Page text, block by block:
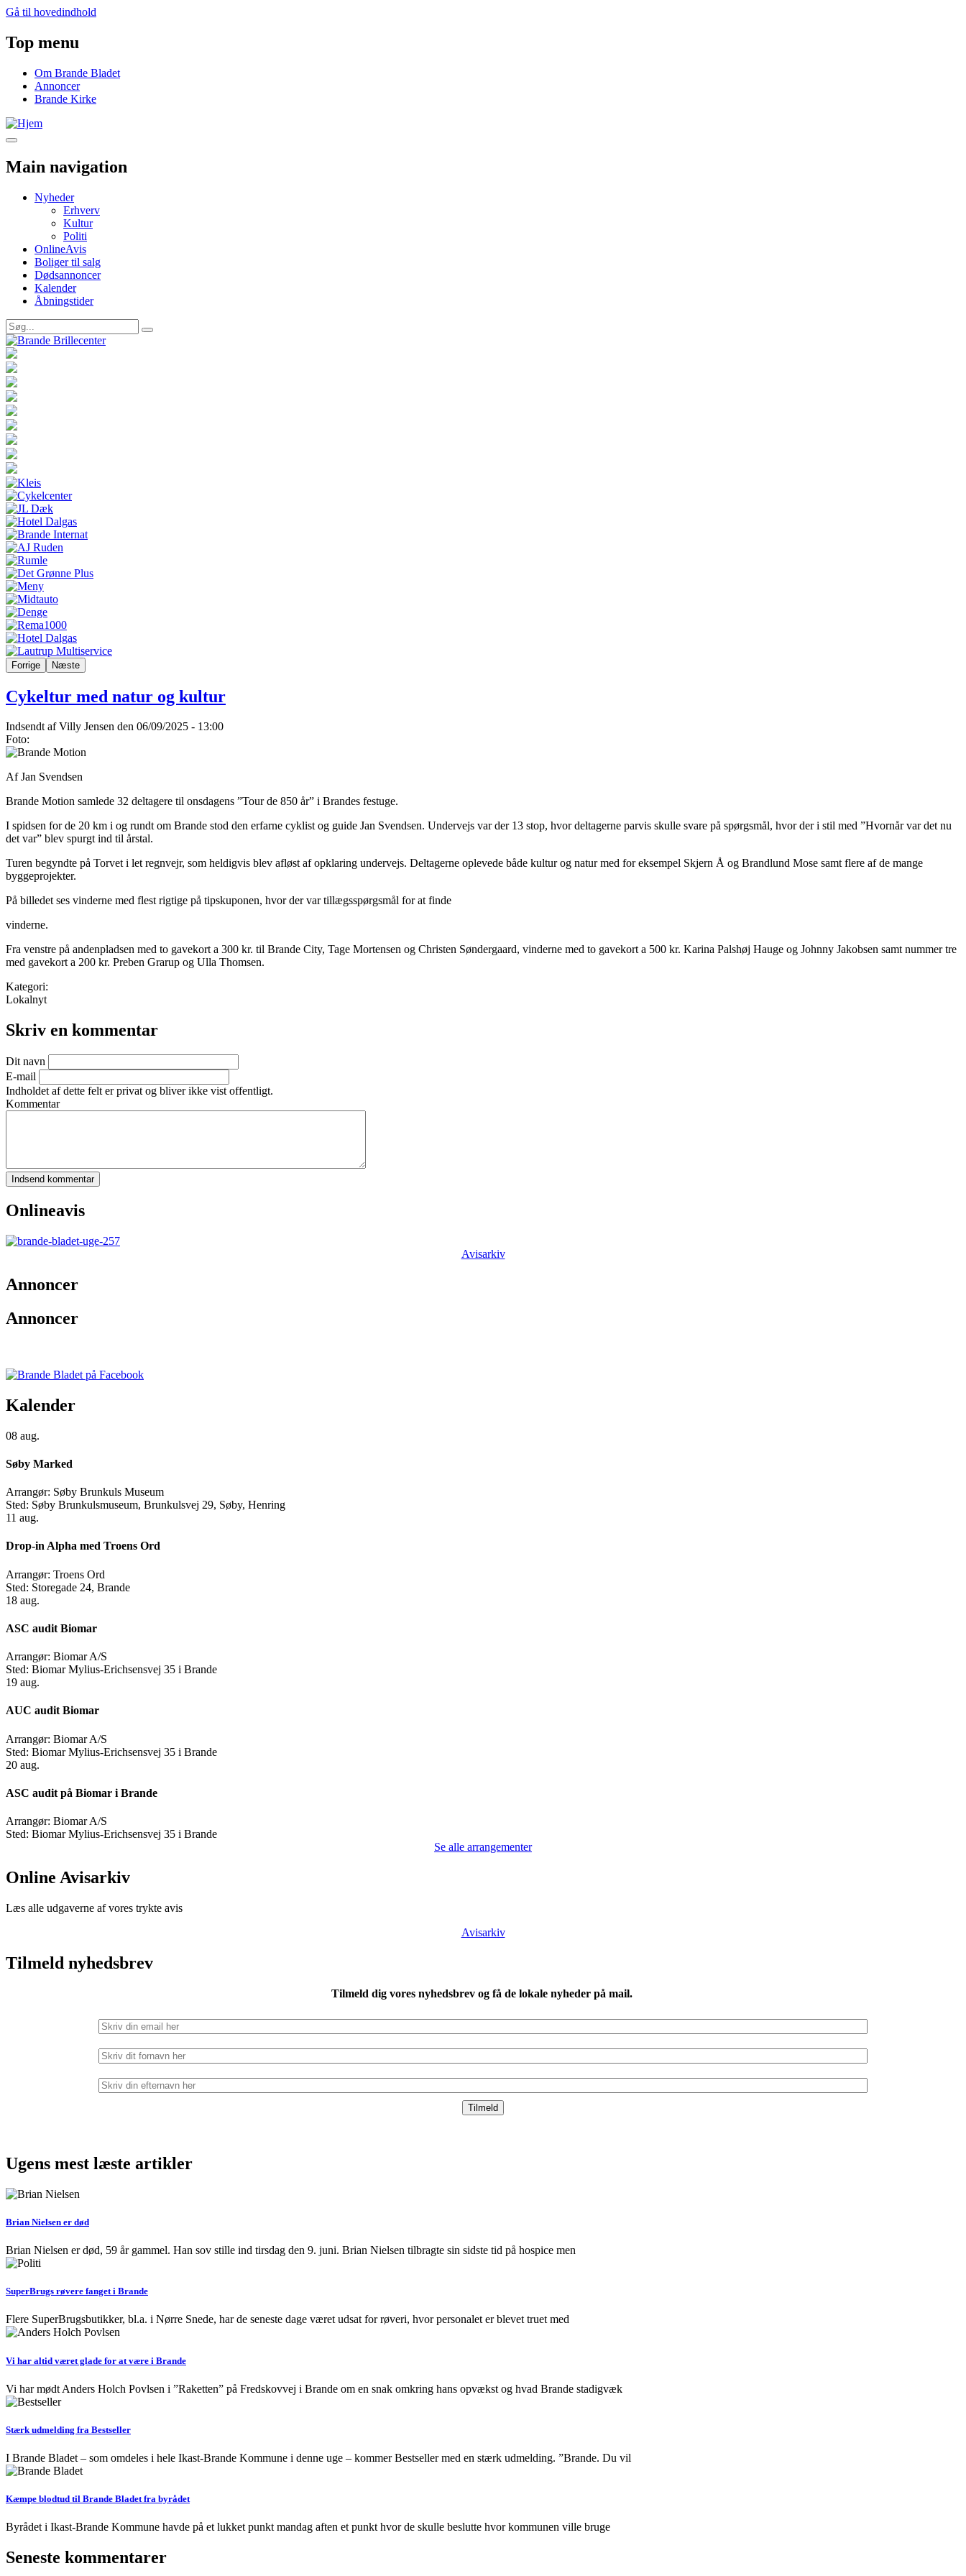
Gå til hovedindhold
Top menu
Om Brande Bladet
Annoncer
Brande Kirke
Main navigation
Nyheder
Erhverv
Kultur
Politi
OnlineAvis
Boliger til salg
Dødsannoncer
Kalender
Åbningstider
Forrige Næste
Cykeltur med natur og kultur
Indsendt afVilly Jensen den 06/09/2025 - 13:00
Foto:
Af Jan Svendsen
Brande Motion samlede 32 deltagere til onsdagens ”Tour de 850 år” i Brandes festuge.
I spidsen for de 20 km i og rundt om Brande stod den erfarne cyklist og guide Jan Svendsen. Undervejs var der 13 stop, hvor deltagerne parvis skulle svare på spørgsmål, hvor der i stil med ”Hvornår var det nu
det var” blev spurgt ind til årstal.
Turen begyndte på Torvet i let regnvejr, som heldigvis blev afløst af opklaring undervejs. Deltagerne oplevede både kultur og natur med for eksempel Skjern Å og Brandlund Mose samt flere af de mange
byggeprojekter.
På billedet ses vinderne med flest rigtige på tipskuponen, hvor der var tillægsspørgsmål for at finde
vinderne.
Fra venstre på andenpladsen med to gavekort a 300 kr. til Brande City, Tage Mortensen og Christen Søndergaard, vinderne med to gavekort a 500 kr. Karina Palshøj Hauge og Johnny Jakobsen samt nummer tre
med gavekort a 200 kr. Preben Grarup og Ulla Thomsen.
Kategori:
Lokalnyt
Skriv en kommentar
Dit navn
E-mail
Indholdet af dette felt er privat og bliver ikke vist offentligt.
Kommentar
Onlineavis
Avisarkiv
Annoncer
Annoncer
Kalender
08 aug.
Søby Marked
Arrangør: Søby Brunkuls Museum
Sted: Søby Brunkulsmuseum, Brunkulsvej 29, Søby, Henring
11 aug.
Drop-in Alpha med Troens Ord
Arrangør: Troens Ord
Sted: Storegade 24, Brande
18 aug.
ASC audit Biomar
Arrangør: Biomar A/S
Sted: Biomar Mylius-Erichsensvej 35 i Brande
19 aug.
AUC audit Biomar
Arrangør: Biomar A/S
Sted: Biomar Mylius-Erichsensvej 35 i Brande
20 aug.
ASC audit på Biomar i Brande
Arrangør: Biomar A/S
Sted: Biomar Mylius-Erichsensvej 35 i Brande
Se alle arrangementer
Online Avisarkiv
Læs alle udgaverne af vores trykte avis
Avisarkiv
Tilmeld nyhedsbrev
Tilmeld dig vores nyhedsbrev og få de lokale nyheder på mail.
Ugens mest læste artikler
Brian Nielsen er død
Brian Nielsen er død, 59 år gammel. Han sov stille ind tirsdag den 9. juni. Brian Nielsen tilbragte sin sidste tid på hospice men
SuperBrugs røvere fanget i Brande
Flere SuperBrugsbutikker, bl.a. i Nørre Snede, har de seneste dage været udsat for røveri, hvor personalet er blevet truet med
Vi har altid været glade for at være i Brande
Vi har mødt Anders Holch Povlsen i ”Raketten” på Fredskovvej i Brande om en snak omkring hans opvækst og hvad Brande stadigvæk
Stærk udmelding fra Bestseller
I Brande Bladet – som omdeles i hele Ikast-Brande Kommune i denne uge – kommer Bestseller med en stærk udmelding. ”Brande. Du vil
Kæmpe blodtud til Brande Bladet fra byrådet
Byrådet i Ikast-Brande Kommune havde på et lukket punkt mandag aften et punkt hvor de skulle beslutte hvor kommunen ville bruge
Seneste kommentarer